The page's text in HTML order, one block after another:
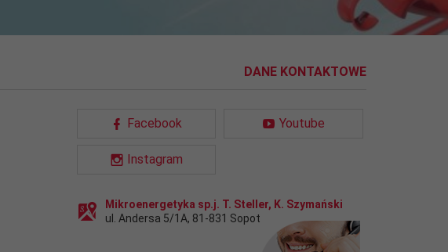
DANE KONTAKTOWE
Facebook Youtube
Instagram
Mikroenergetyka sp.j. T. Steller, K. Szymański
ul. Andersa 5/1A, 81-831 Sopot